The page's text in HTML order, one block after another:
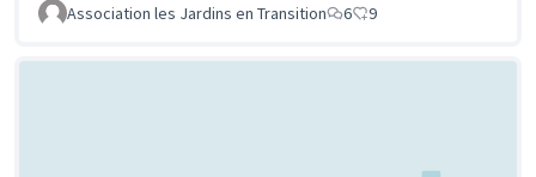
Association les Jardins en Transition
6 9